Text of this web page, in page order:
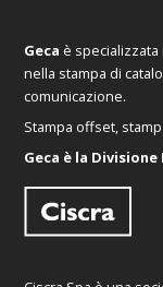
Geca è
nella stampa di
comunicazione.
Stampa offset,
Geca è la